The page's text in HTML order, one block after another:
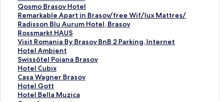
a
b
v
á
n
y
o
s
l
i
n
z
a
b
v
á
n
y
o
s
l
i
Qosmo Brasov Hotel
S
z
a
b
v
á
n
y
o
s
l
Remarkable Apart in Brasov/free Wif/lux Mattres/
S
z
a
b
v
á
n
y
o
s
Radisson Blu Aurum Hotel, Brasov
S
z
a
b
v
á
n
y
o
Rossmarkt HAUS
S
z
a
b
v
á
n
y
Visit Romania By Brasov BnB 2 Parking, Internet
S
z
a
b
v
á
n
Hotel Ambient
S
z
a
b
v
á
Swissôtel Poiana Brasov
S
z
a
b
v
Hotel Cubix
S
z
a
b
Casa Wagner Brasov
S
z
a
Hotel Gott
S
z
Hotel Bella Muzica
S